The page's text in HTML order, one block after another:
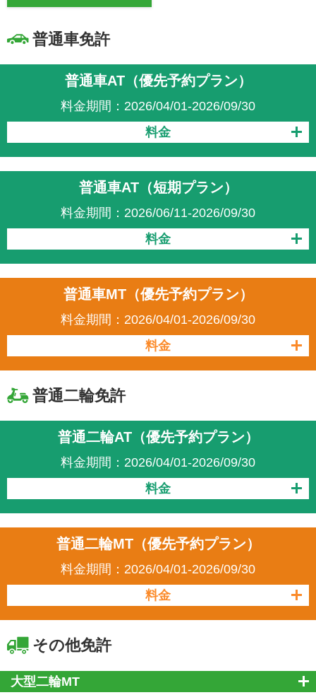
の組み合わせとなります。
「Cパターン」をご確認ください。
普通車免許
普通車AT（優先予約プラン）
料金期間：2026/04/01-2026/09/30
料金
普通車AT（短期プラン）
料金期間：2026/06/11-2026/09/30
料金
普通車MT（優先予約プラン）
料金期間：2026/04/01-2026/09/30
料金
普通二輪免許
普通二輪AT（優先予約プラン）
料金期間：2026/04/01-2026/09/30
料金
普通二輪MT（優先予約プラン）
料金期間：2026/04/01-2026/09/30
料金
その他免許
大型二輪MT